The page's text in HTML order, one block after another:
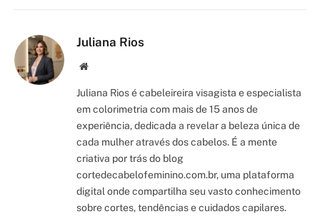
Juliana Rios
Site/Blog
Juliana Rios é cabeleireira visagista e especialista
em colorimetria com mais de 15 anos de
experiência, dedicada a revelar a beleza única de
cada mulher através dos cabelos. É a mente
criativa por trás do blog
cortedecabelofeminino.com.br, uma plataforma
digital onde compartilha seu vasto conhecimento
sobre cortes, tendências e cuidados capilares.